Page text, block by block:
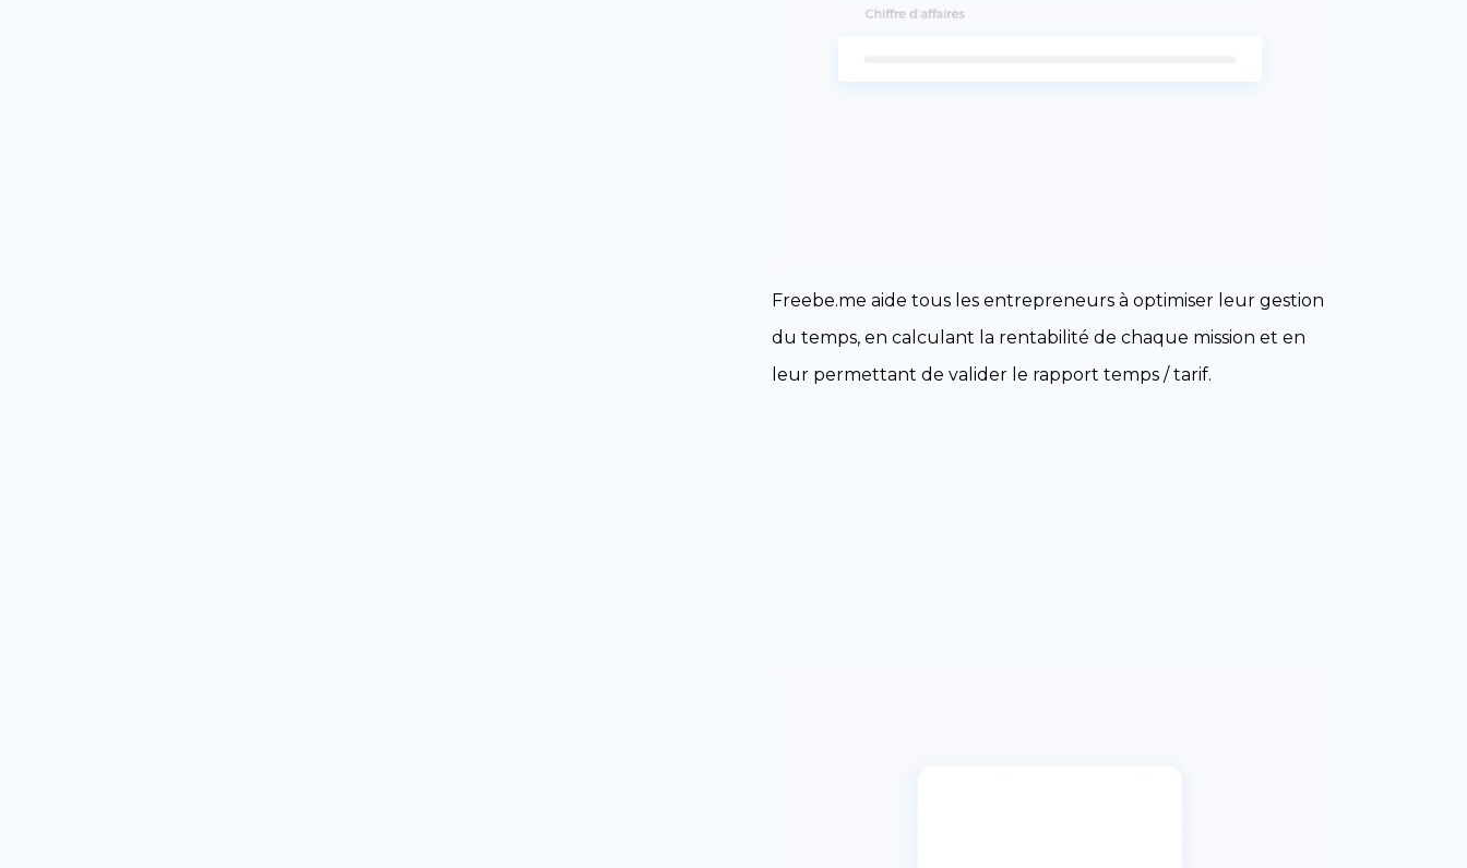
Freebe.me aide tous les entrepreneurs à optimiser leur gestion
du temps, en calculant la rentabilité de chaque mission et en
leur permettant de valider le rapport temps / tarif.